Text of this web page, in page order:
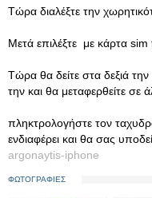
Τώρα διαλέξτε την
Μετά επιλέξτε με κάρτα
Τώρα θα δείτε στα δεξιά
την και θα μεταφερθείτε σε
πληκτρολογήστε τον
ενδιαφέρει και θα σας
argonaytis-iphone
ΦΩΤΟΓΡΑΦΙΕΣ